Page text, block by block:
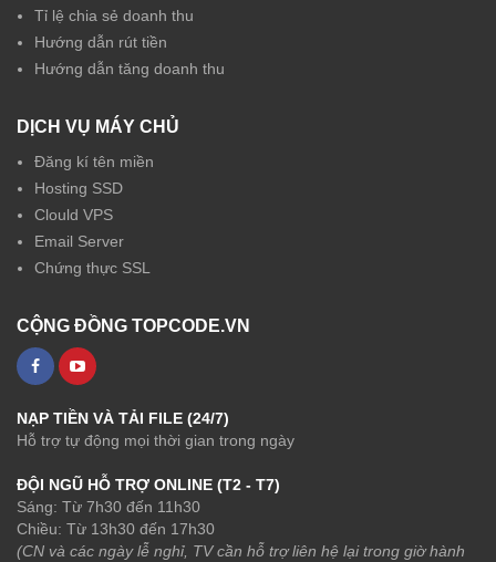
Tỉ lệ chia sẻ doanh thu
Hướng dẫn rút tiền
Hướng dẫn tăng doanh thu
DỊCH VỤ MÁY CHỦ
Đăng kí tên miền
Hosting SSD
Clould VPS
Email Server
Chứng thực SSL
CỘNG ĐỒNG TOPCODE.VN
NẠP TIỀN VÀ TẢI FILE (24/7)
Hỗ trợ tự động mọi thời gian trong ngày
ĐỘI NGŨ HỖ TRỢ ONLINE (T2 - T7)
Sáng: Từ 7h30 đến 11h30
Chiều: Từ 13h30 đến 17h30
(CN và các ngày lễ nghỉ, TV cần hỗ trợ liên hệ lại trong giờ hành